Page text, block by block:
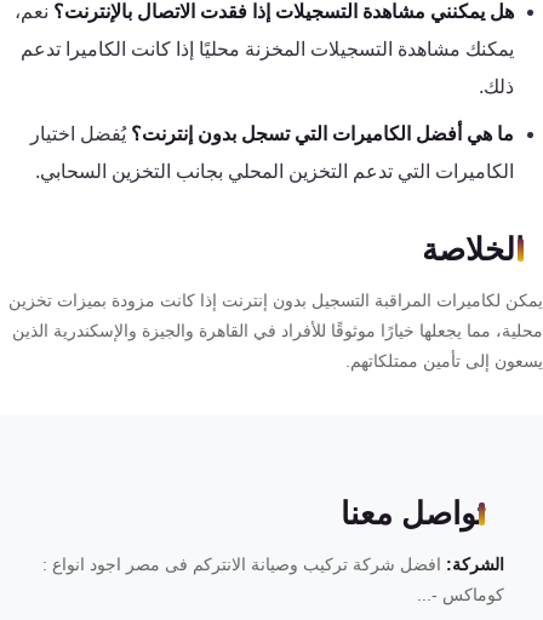
هل يمكنني مشاهدة التسجيلات إذا فقدت الاتصال بالإنترنت؟نعم،
يمكنك مشاهدة التسجيلات المخزنة محليًا إذا كانت الكاميرا تدعم
ذلك.
ما هي أفضل الكاميرات التي تسجل بدون إنترنت؟يُفضل اختيار
الكاميرات التي تدعم التخزين المحلي بجانب التخزين السحابي.
الخلاصة
لكاميرات المراقبة التسجيل بدون إنترنت إذا كانت مزودة بميزات تخزين
مما يجعلها خيارًا موثوقًا للأفراد في القاهرة والجيزة والإسكندرية الذين
إلى تأمين ممتلكاتهم.
تواصل معنا
الشركة:افضل شركة تركيب وصيانة الانتركم فى مصر اجود انواع :
كوماكس -...